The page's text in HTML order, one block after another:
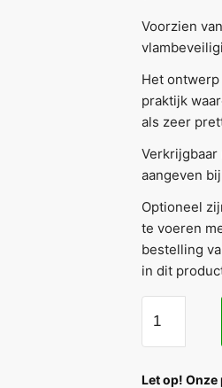
Voorzien
Het
praktijk
als zeer
aangeven
Optioneel
te voeren
bestelling
in dit
Let op!